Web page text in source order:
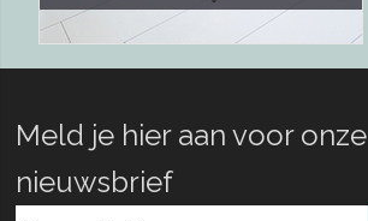
Meld je hier aan voor onze
nieuwsbrief